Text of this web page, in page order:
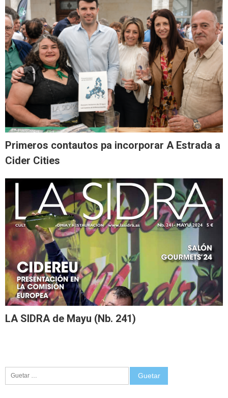
Primeros contautos pa incorporar A Estrada a
Cider Cities
LA SIDRA de Mayu (Nb. 241)